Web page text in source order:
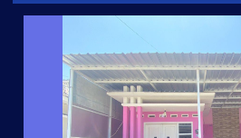
GRIYA ASRI BOGORAN